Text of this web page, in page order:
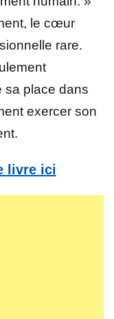
le cœur
rare.
sa place dans
exercer son
livre ici